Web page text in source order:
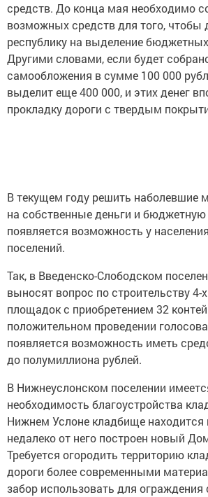
средств. До конца мая необходимо
возможных средств для того, чтобы
республику на выделение
Другими словами, если будет
самообложения в сумме 100 000
выделит еще 400 000, и этих денег
прокладку дороги с твердым
В текущем году решить наболевшие
на собственные деньги и
появляется возможность у
поселений.
Так, в Введенско-Слободском
выносят вопрос по строительству 4-
площадок с приобретением 32
положительном проведении
появляется возможность иметь
до полумиллиона рублей.
В Нижнеуслонском поселении
необходимость благоустройства
Нижнем Услоне кладбище находится
недалеко от него построен новый
Требуется огородить территорию
дороги более современными
забор использовать для ограждения